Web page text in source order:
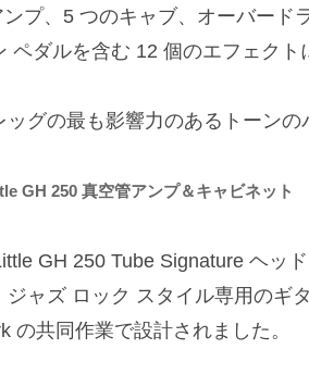
ンプ、5 つのキャブ、オーバード
ペダルを含む 12 個のエフェク
ッグの最も影響力のあるトーンの
GH 250 真空管アンプ＆キャビネット
GH 250 Tube Signature ヘッ
ジャズ ロック スタイル専用のギ
の共同作業で設計されました。